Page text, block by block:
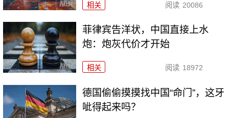
相关 阅读 20086
菲律宾告洋状，中国直接上水
炮：炮灰代价才开始
相关 阅读 18972
德国偷偷摸摸找中国“命门”，这牙
呲得起来吗？